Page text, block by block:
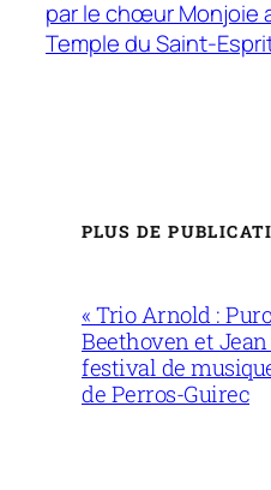
par le chœur Monjoie
Temple du Saint-
PLUS DE
« Trio Arnold :
Beethoven et Jean
festival de
de Perros-Guirec